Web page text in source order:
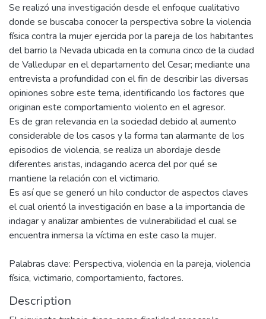
Se realizó una investigación desde el enfoque cualitativo
donde se buscaba conocer la perspectiva sobre la violencia
física contra la mujer ejercida por la pareja de los habitantes
del barrio la Nevada ubicada en la comuna cinco de la ciudad
de Valledupar en el departamento del Cesar; mediante una
entrevista a profundidad con el fin de describir las diversas
opiniones sobre este tema, identificando los factores que
originan este comportamiento violento en el agresor.
Es de gran relevancia en la sociedad debido al aumento
considerable de los casos y la forma tan alarmante de los
episodios de violencia, se realiza un abordaje desde
diferentes aristas, indagando acerca del por qué se
mantiene la relación con el victimario.
Es así que se generó un hilo conductor de aspectos claves
el cual orientó la investigación en base a la importancia de
indagar y analizar ambientes de vulnerabilidad el cual se
encuentra inmersa la víctima en este caso la mujer.
Palabras clave: Perspectiva, violencia en la pareja, violencia
física, victimario, comportamiento, factores.
Description